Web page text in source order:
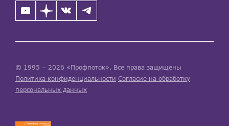
© 1995 – 2026 «Профпоток». Все права защищены
Политика конфиденциальности Согласие на обработку
персональных данных